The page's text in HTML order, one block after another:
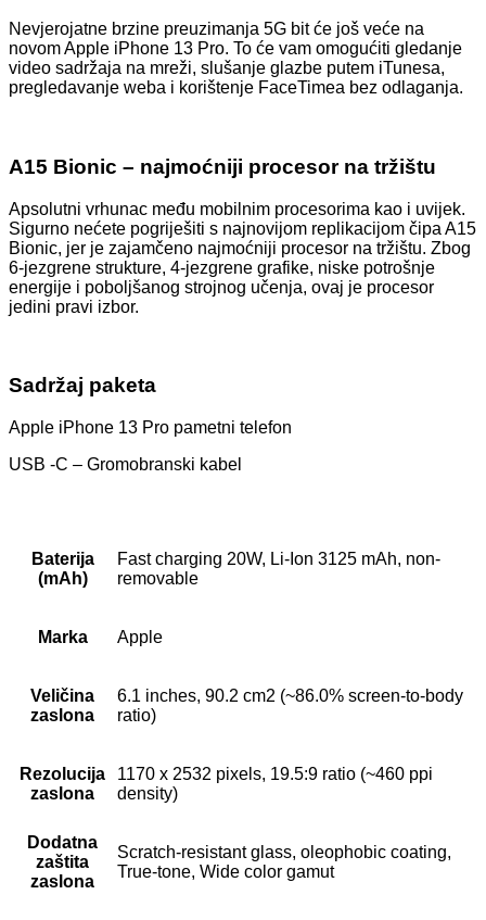
Nevjerojatne brzine preuzimanja 5G bit će još veće na
novom Apple iPhone 13 Pro. To će vam omogućiti gledanje
video sadržaja na mreži, slušanje glazbe putem iTunesa,
pregledavanje weba i korištenje FaceTimea bez odlaganja.
A15 Bionic – najmoćniji procesor na tržištu
Apsolutni vrhunac među mobilnim procesorima kao i uvijek.
Sigurno nećete pogriješiti s najnovijom replikacijom čipa A15
Bionic, jer je zajamčeno najmoćniji procesor na tržištu. Zbog
6-jezgrene strukture, 4-jezgrene grafike, niske potrošnje
energije i poboljšanog strojnog učenja, ovaj je procesor
jedini pravi izbor.
Sadržaj paketa
Apple iPhone 13 Pro pametni telefon
USB -C – Gromobranski kabel
Baterija
(mAh)
Fast charging 20W, Li-Ion 3125 mAh, non-
removable
Marka Apple
Veličina
zaslona
6.1 inches, 90.2 cm2 (~86.0% screen-to-body
ratio)
Rezolucija
zaslona
1170 x 2532 pixels, 19.5:9 ratio (~460 ppi
density)
Dodatna
zaštita
zaslona
Scratch-resistant glass, oleophobic coating,
True-tone, Wide color gamut